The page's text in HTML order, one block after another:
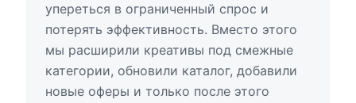
упереться в ограниченный спрос и
потерять эффективность. Вместо этого
мы расширили креативы под смежные
категории, обновили каталог, добавили
новые оферы и только после этого